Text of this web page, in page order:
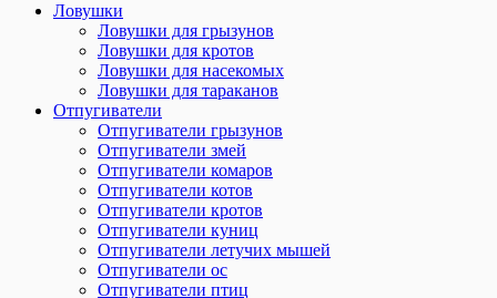
Ловушки
Ловушки для грызунов
Ловушки для кротов
Ловушки для насекомых
Ловушки для тараканов
Отпугиватели
Отпугиватели грызунов
Отпугиватели змей
Отпугиватели комаров
Отпугиватели котов
Отпугиватели кротов
Отпугиватели куниц
Отпугиватели летучих мышей
Отпугиватели ос
Отпугиватели птиц